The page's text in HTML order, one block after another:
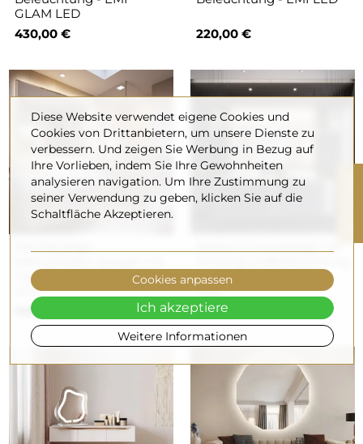
GLAM LED
430,00 €
220,00 €
Facettenschliff - PHASE
LED
140,00 €
, rechteckig - FLAWIA
LED
220,00 €
Diese Website verwendet eigene Cookies und
Cookies von Drittanbietern, um unsere Dienste zu
verbessern. Und zeigen Sie Werbung in Bezug auf
Ihre Vorlieben, indem Sie Ihre Gewohnheiten
analysieren navigation. Um Ihre Zustimmung zu
seiner Verwendung zu geben, klicken Sie auf die
Schaltfläche Akzeptieren.
Weitere Informationen
Cookies anpassen
Ich akzeptiere